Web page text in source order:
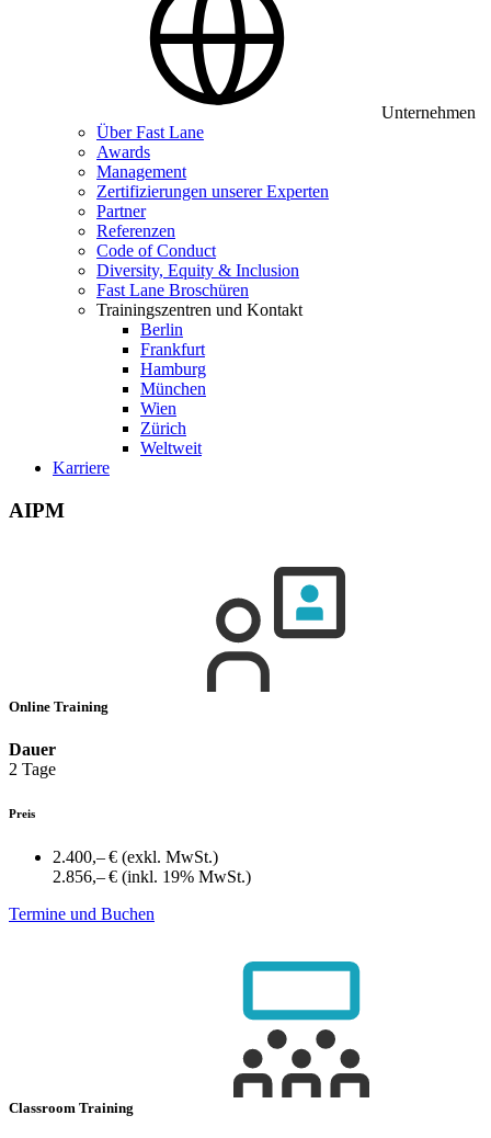
Unternehmen
Über Fast Lane
Awards
Management
Zertifizierungen unserer Experten
Partner
Referenzen
Code of Conduct
Diversity, Equity & Inclusion
Fast Lane Broschüren
Trainingszentren und Kontakt
Berlin
Frankfurt
Hamburg
München
Wien
Zürich
Weltweit
Karriere
AIPM
Online Training
Dauer
2 Tage
Preis
2.400,– € (exkl. MwSt.)
2.856,– € (inkl. 19% MwSt.)
Termine und Buchen
Classroom Training